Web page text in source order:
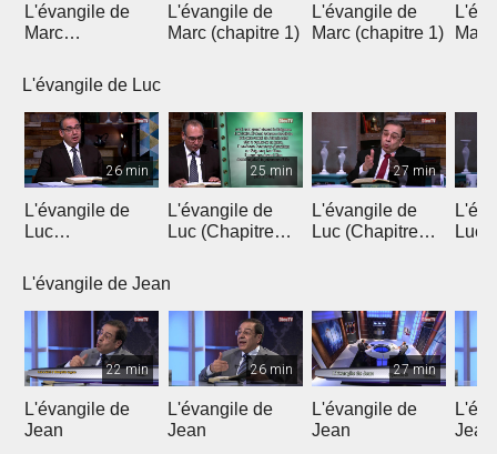
L'évangile de
Marc
L'évangile de
Marc (chapitre 1)
L'évangile de
Marc (chapitre 1)
L'évangile de Luc
26 min
L'évangile de
Luc
25 min
L'évangile de
Luc (Chapitre
27 min
L'évangile de
Luc (Chapitre
Luc
L'évangile de Jean
22 min
L'évangile de
Jean
26 min
L'évangile de
Jean
27 min
L'évangile de
Jean
Jean